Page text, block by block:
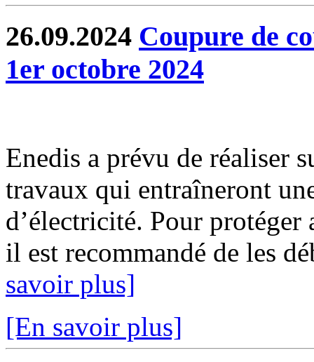
26.09.2024 Coupure de
1er octobre 2024
Enedis a prévu de réaliser
travaux qui entraîneront
d’électricité. Pour protéger
il est recommandé de les
savoir plus]
[En savoir plus]